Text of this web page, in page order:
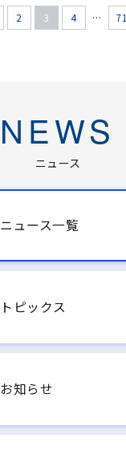
2 3 4 … 71
NEWS
ニュース
ニュース一覧
トピックス
お知らせ